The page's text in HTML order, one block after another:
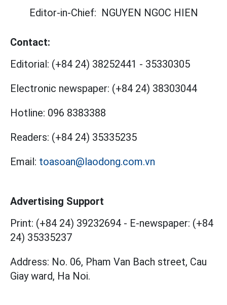
Editor-in-Chief: NGUYEN NGOC HIEN
Contact:
Editorial: (+84 24) 38252441 - 35330305
Electronic newspaper: (+84 24) 38303044
Hotline: 096 8383388
Readers: (+84 24) 35335235
Email: toasoan@laodong.com.vn
Advertising Support
Print: (+84 24) 39232694 - E-newspaper: (+84
24) 35335237
Address: No. 06, Pham Van Bach street, Cau
Giay ward, Ha Noi.